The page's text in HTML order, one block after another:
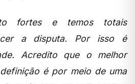
fortes e temos totais
a disputa. Por isso é
Acredito que o melhor
é por meio de uma